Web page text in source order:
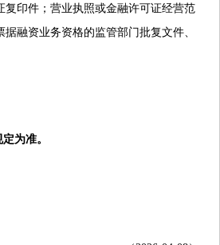
印件；营业执照或金融许可证经营范
融资业务资格的监管部门批复文件、
为准。